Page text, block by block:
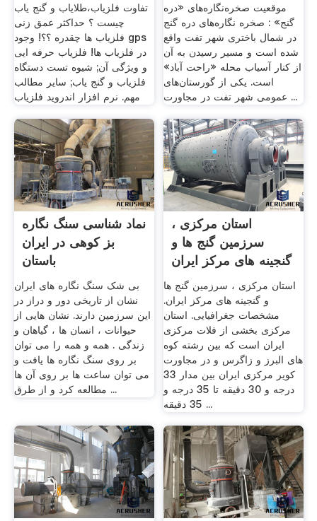
تفاوت فلزیاب،طلایاب و گنج یاب
چیست ؟ حداکثر عمق زنی
فلزیاب ها چقدره ؟؟! وجود gps
در فلزیاب ها! فلزیاب حرفه ایی
و ویژگی آن; شیوه تست دستگاه
فلزیاب و گنج یاب; سایر مطالب
مهم. نرم افزار اندروید فلزیاب
موقعیت صخره‌نگاره‌های «دره
گنج» : صخره نگاره‌های دره گنج
در شمال باختری شهر تفت واقع
شده است و مسیر رسیدن به آن
از کنار آسیاب محله «راحت آباد»
است. یکی از گورستان‌های
عمومی شهر تفت در مجاورت ...
نماد شناسی سنگ نگاره
بز کوهی در ایران
باستان
بی شک سنگ نگاره های ایران
نشان از تاریخی دور و دراز در
این سرزمین دارند. نشان هایی از
حیوانات ، انسان ها ، گیاهان و
زندگی . همه و همه را می توان
بر روی سنگ نگاره ها یافت و
می توان ساعت ها بر روی آن ها
مطالعه کرد و از طرق ...
استان مرکزی ،
سرزمین گنج ها و
گنجینه های مرکز ایران
استان مرکزی ، سرزمین گنج ها
و گنجینه های مرکز ایران.
مشخصات جغرافیایی. استان
مرکزی بخشی از فلات مرکزی
ایران است که بین رشته کوه
های البرز و زاگرس و در مجاورت
کویر مرکزی ایران بین مدار 33
درجه و 30 دقیقه تا 35 درجه و
35 دقیقه ...